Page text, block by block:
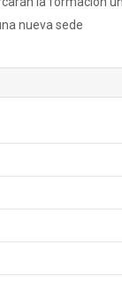
nueva sede